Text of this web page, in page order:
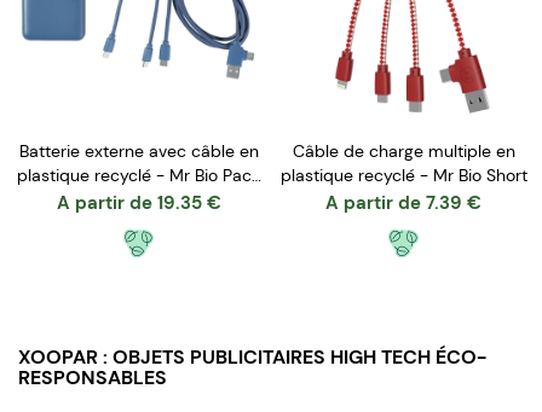
Batterie externe avec câble en
plastique recyclé - Mr Bio Pack
Epsilon
A partir de 19.35 €
Câble de charge multiple en
plastique recyclé - Mr Bio Short
A partir de 7.39 €
XOOPAR : OBJETS PUBLICITAIRES HIGH TECH ÉCO-
RESPONSABLES